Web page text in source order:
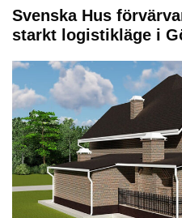
Svenska Hus
starkt logistikläge i